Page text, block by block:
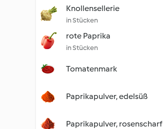
Knollensellerie
in Stücken
rote Paprika
in Stücken
Tomatenmark
Paprikapulver, edelsüß
Paprikapulver, rosenscharf